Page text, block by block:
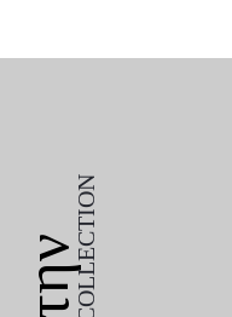
COLLECTION